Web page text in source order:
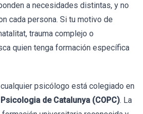
a necesidades distintas, y no
cada persona. Si tu motivo de
trauma complejo o
quien tenga formación específica
psicólogo está colegiado en
de Catalunya (COPC). La